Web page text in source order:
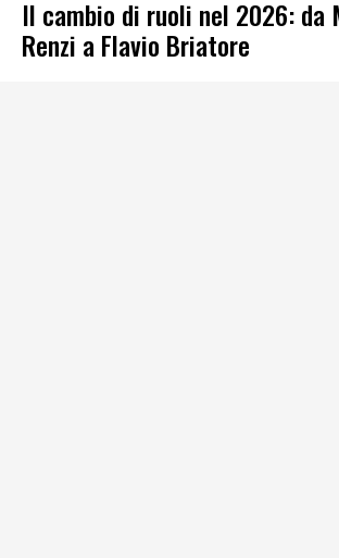
Il cambio di ruoli nel 2026: da
Renzi a Flavio Briatore